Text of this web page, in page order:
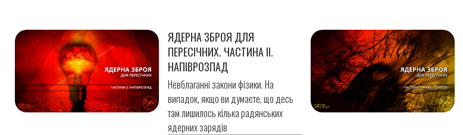
ЯДЕРНА ЗБРОЯ ДЛЯ
ПЕРЕСІЧНИХ. ЧАСТИНА ІІ.
НАПІВРОЗПАД
Невблаганні закони фізики. На
випадок, якщо ви думаєте, що десь
там лишилось кілька радянських
ядерних зарядів